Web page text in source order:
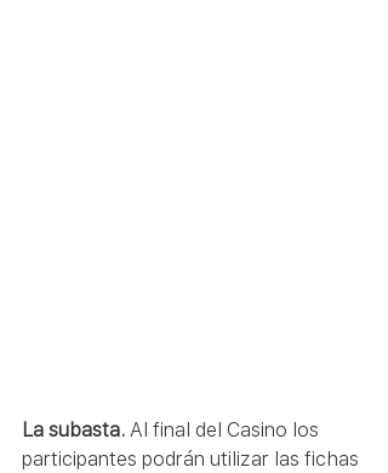
La subasta. Al final del Casino los
participantes podrán utilizar las fichas